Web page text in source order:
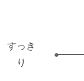
すっき
り
●